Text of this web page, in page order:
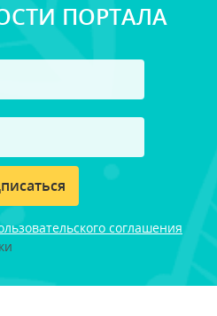
ПОРТАЛА
соглашения